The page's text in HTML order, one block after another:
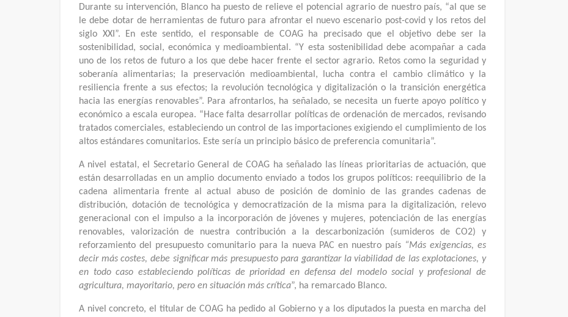
Durante su intervención, Blanco ha puesto de relieve el potencial agrario de nuestro país, “al que se
le debe dotar de herramientas de futuro para afrontar el nuevo escenario post-covid y los retos del
siglo XXI”. En este sentido, el responsable de COAG ha precisado que el objetivo debe ser la
sostenibilidad, social, económica y medioambiental. “Y esta sostenibilidad debe acompañar a cada
uno de los retos de futuro a los que debe hacer frente el sector agrario. Retos como la seguridad y
soberanía alimentarias; la preservación medioambiental, lucha contra el cambio climático y la
resiliencia frente a sus efectos; la revolución tecnológica y digitalización o la transición energética
hacia las energías renovables”. Para afrontarlos, ha señalado, se necesita un fuerte apoyo político y
económico a escala europea. “Hace falta desarrollar políticas de ordenación de mercados, revisando
tratados comerciales, estableciendo un control de las importaciones exigiendo el cumplimiento de los
altos estándares comunitarios. Este sería un principio básico de preferencia comunitaria”.
A nivel estatal, el Secretario General de COAG ha señalado las líneas prioritarias de actuación, que
están desarrolladas en un amplio documento enviado a todos los grupos políticos: reequilibrio de la
cadena alimentaria frente al actual abuso de posición de dominio de las grandes cadenas de
distribución, dotación de tecnológica y democratización de la misma para la digitalización, relevo
generacional con el impulso a la incorporación de jóvenes y mujeres, potenciación de las energías
renovables, valorización de nuestra contribución a la descarbonización (sumideros de CO2) y
reforzamiento del presupuesto comunitario para la nueva PAC en nuestro país “Más exigencias, es
decir más costes, debe significar más presupuesto para garantizar la viabilidad de las explotaciones, y
en todo caso estableciendo políticas de prioridad en defensa del modelo social y profesional de
agricultura, mayoritario, pero en situación más crítica”, ha remarcado Blanco.
A nivel concreto, el titular de COAG ha pedido al Gobierno y a los diputados la puesta en marcha del